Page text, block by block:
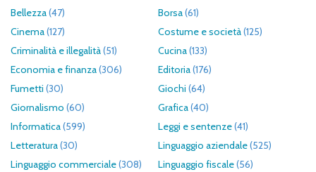
Bellezza(47) Borsa(61)
Cinema(127) Costume e società(125)
Criminalità e illegalità(51) Cucina(133)
Economia e finanza(306) Editoria(176)
Fumetti (30) Giochi (64)
Giornalismo (60) Grafica(40)
Informatica(599) Leggi e sentenze(41)
Letteratura(30) Linguaggio aziendale(525)
Linguaggio commerciale(308) Linguaggio fiscale(56)